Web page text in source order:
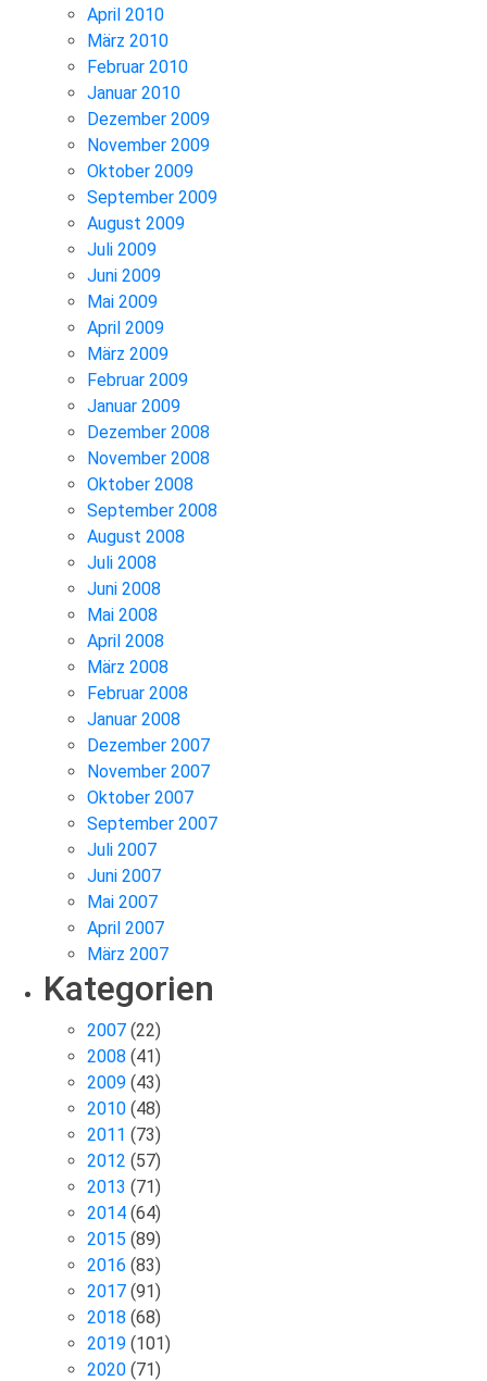
April 2010
März 2010
Februar 2010
Januar 2010
Dezember 2009
November 2009
Oktober 2009
September 2009
August 2009
Juli 2009
Juni 2009
Mai 2009
April 2009
März 2009
Februar 2009
Januar 2009
Dezember 2008
November 2008
Oktober 2008
September 2008
August 2008
Juli 2008
Juni 2008
Mai 2008
April 2008
März 2008
Februar 2008
Januar 2008
Dezember 2007
November 2007
Oktober 2007
September 2007
Juli 2007
Juni 2007
Mai 2007
April 2007
März 2007
Kategorien
2007 (22)
2008 (41)
2009 (43)
2010 (48)
2011 (73)
2012 (57)
2013 (71)
2014 (64)
2015 (89)
2016 (83)
2017 (91)
2018 (68)
2019 (101)
2020 (71)